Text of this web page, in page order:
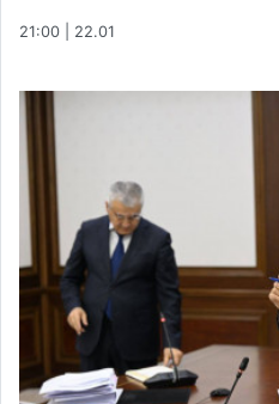
21:00 | 22.01